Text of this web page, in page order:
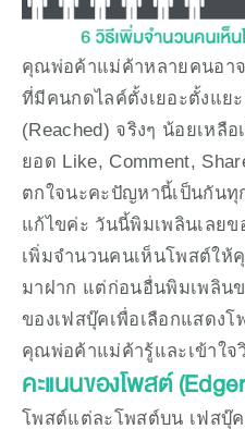
คุณพ่อค้าแม่ค้าหลายคนอาจ
ที่มีคนกดไลค์ตั้งเยอะตั้งแย
(Reached) จริงๆ น้อยเหลื
ยอด Like, Comment,
ตกใจนะคะปัญหานี้เป็นกัน
แก้ไขค่ะ วันนี้พิมเพลินเลยข
เพิ่มจำนวนคนเห็นโพสต์ใ
มาฝาก แต่ก่อนอื่นพิมเพลิน
ของเฟสบุ๊คเพื่อเลือกแสดง
คุณพ่อค้าแม่ค้ารู้และเข้าใ
คะแนนของโพสต์
โพสต์แต่ละโพสต์บน เฟสบุ๊